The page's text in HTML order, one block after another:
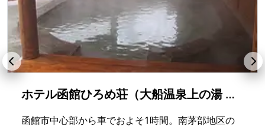
ホテル函館ひろめ荘（大船温泉上の湯 南かやべ保養センター）
函館市中心部から車でおよそ1時間。南茅部地区の